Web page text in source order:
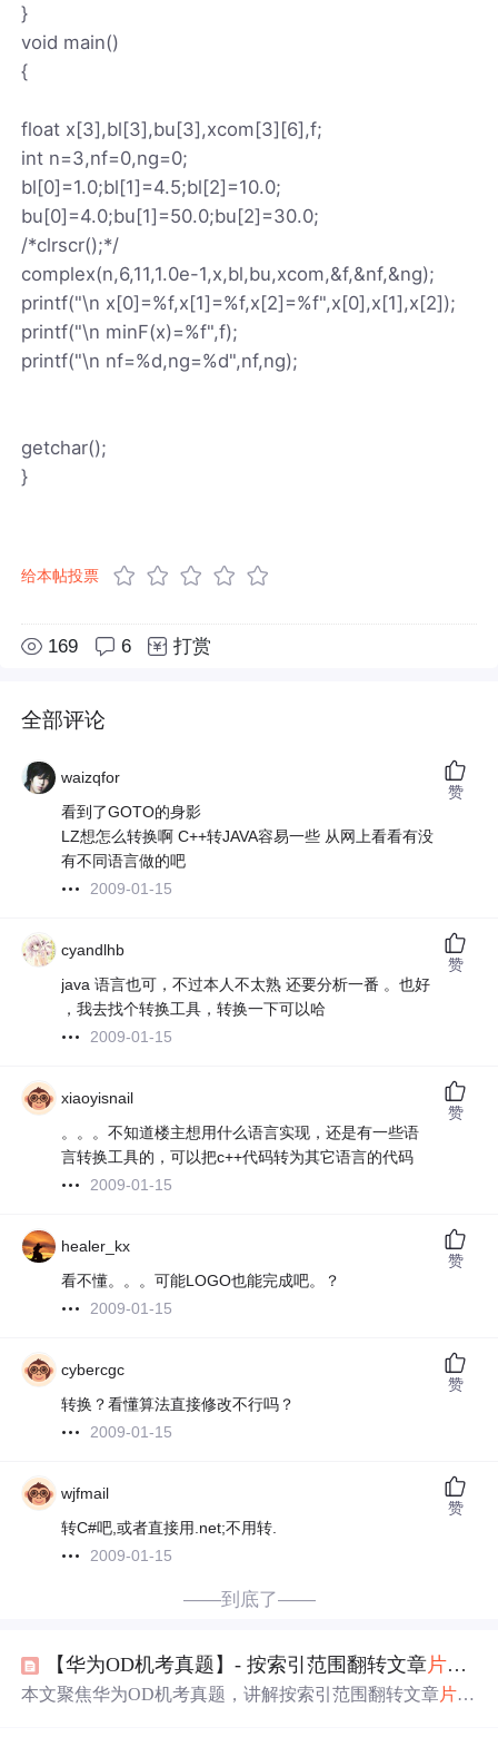
}
void main()
{
float x[3],bl[3],bu[3],xcom[3][6],f;
int n=3,nf=0,ng=0;
bl[0]=1.0;bl[1]=4.5;bl[2]=10.0;
bu[0]=4.0;bu[1]=50.0;bu[2]=30.0;
/*clrscr();*/
complex(n,6,11,1.0e-1,x,bl,bu,xcom,&f,&nf,&ng);
printf("\n x[0]=%f,x[1]=%f,x[2]=%f",x[0],x[1],x[2]);
printf("\n minF(x)=%f",f);
printf("\n nf=%d,ng=%d",nf,ng);
getchar();
}
给本帖投票
169 6 打赏
全部评论
waizqfor
看到了GOTO的身影
LZ想怎么转换啊 C++转JAVA容易一些 从网上看看有没
有不同语言做的吧
2009-01-15
赞
cyandlhb
java 语言也可，不过本人不太熟 还要分析一番 。也好
，我去找个转换工具，转换一下可以哈
2009-01-15
赞
xiaoyisnail
。。。不知道楼主想用什么语言实现，还是有一些语
言转换工具的，可以把c++代码转为其它语言的代码
2009-01-15
赞
healer_kx
看不懂。。。可能LOGO也能完成吧。？
2009-01-15
赞
cybercgc
转换？看懂算法直接修改不行吗？
2009-01-15
赞
wjfmail
转C#吧,或者直接用.net;不用转.
2009-01-15
赞
——到底了——
【华为OD机考真题】- 按索引范围翻转文章片段
本文聚焦华为OD机考真题，讲解按索引范围翻转文章片段